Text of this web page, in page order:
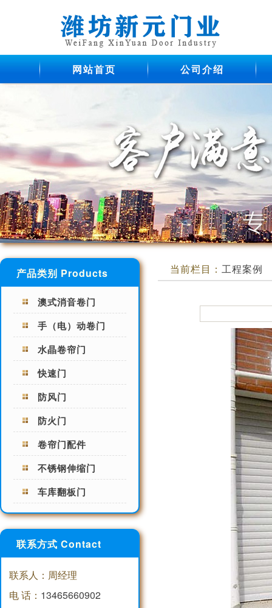
网站首页 公司介绍
产品类别 Products
澳式消音卷门
手（电）动卷门
水晶卷帘门
快速门
防风门
防火门
卷帘门配件
不锈钢伸缩门
车库翻板门
联系方式 Contact
联系人：周经理
电 话： 13465660902
当前栏目： 工程案例